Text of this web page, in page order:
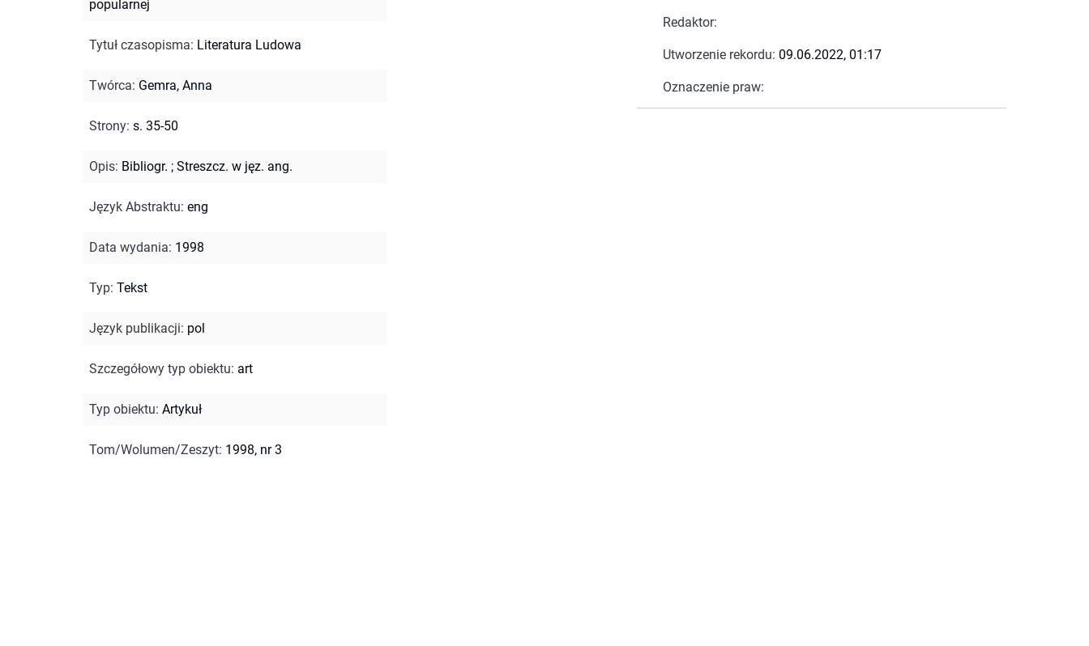
Redaktor:
Utworzenie rekordu: 09.06.2022, 01:17
Oznaczenie praw:
popularnej
Tytuł czasopisma: Literatura Ludowa
Twórca: Gemra, Anna
Strony: s. 35-50
Opis: Bibliogr. ; Streszcz. w jęz. ang.
Język Abstraktu: eng
Data wydania: 1998
Typ: Tekst
Język publikacji: pol
Szczegółowy typ obiektu: art
Typ obiektu: Artykuł
Tom/Wolumen/Zeszyt: 1998, nr 3